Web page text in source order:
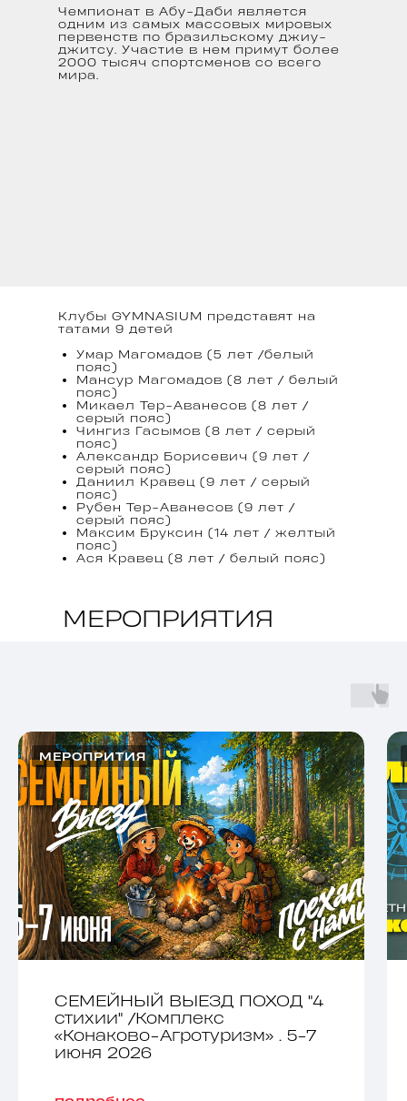
Чемпионат в Абу-Даби является
одним из самых массовых мировых
первенств по бразильскому джиу-
джитсу. Участие в нем примут более
2000 тысяч спортсменов со всего
мира.
Клубы GYMNASIUM представят на
татами 9 детей
Умар Магомадов (5 лет /белый
пояс)
Мансур Магомадов (8 лет / белый
пояс)
Микаел Тер-Аванесов (8 лет /
серый пояс)
Чингиз Гасымов (8 лет / серый
пояс)
Александр Борисевич (9 лет /
серый пояс)
Даниил Кравец (9 лет / серый
пояс)
Рубен Тер-Аванесов (9 лет /
серый пояс)
Максим Бруксин (14 лет / желтый
пояс)
Ася Кравец (8 лет / белый пояс)
МЕРОПРИЯТИЯ
МЕРОПРИТИЯ
СЕМЕЙНЫЙ ВЫЕЗД ПОХОД "4
стихии" /Комплекс
«Конаково-Агротуризм» . 5-7
июня 2026